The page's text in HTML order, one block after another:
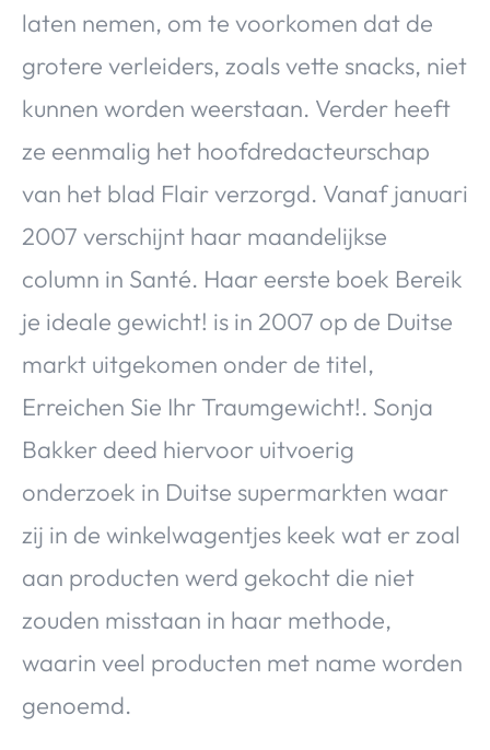
laten nemen, om te voorkomen dat de
grotere verleiders, zoals vette snacks, niet
kunnen worden weerstaan. Verder heeft
ze eenmalig het hoofdredacteurschap
van het blad Flair verzorgd. Vanaf januari
2007 verschijnt haar maandelijkse
column in Santé. Haar eerste boek Bereik
je ideale gewicht! is in 2007 op de Duitse
markt uitgekomen onder de titel,
Erreichen Sie Ihr Traumgewicht!. Sonja
Bakker deed hiervoor uitvoerig
onderzoek in Duitse supermarkten waar
zij in de winkelwagentjes keek wat er zoal
aan producten werd gekocht die niet
zouden misstaan in haar methode,
waarin veel producten met name worden
genoemd.